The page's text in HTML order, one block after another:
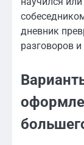
дневник
разговоров